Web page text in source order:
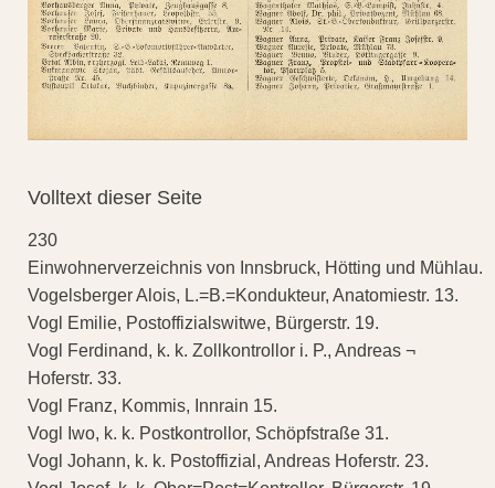
Volltext dieser Seite
230
Einwohnerverzeichnis von Innsbruck, Hötting und Mühlau.
Vogelsberger Alois, L.=B.=Kondukteur, Anatomiestr. 13.
Vogl Emilie, Postoffizialswitwe, Bürgerstr. 19.
Vogl Ferdinand, k. k. Zollkontrollor i. P., Andreas ¬
Hoferstr. 33.
Vogl Franz, Kommis, Innrain 15.
Vogl Iwo, k. k. Postkontrollor, Schöpfstraße 31.
Vogl Johann, k. k. Postoffizial, Andreas Hoferstr. 23.